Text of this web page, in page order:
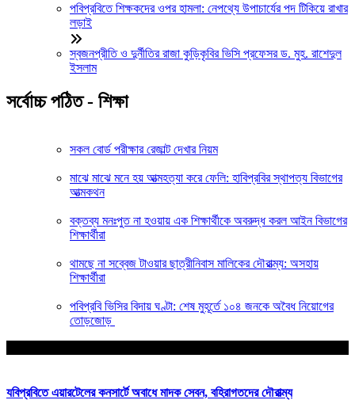
পবিপ্রবিতে শিক্ষকদের ওপর হামলা: নেপথ্যে উপাচার্যের পদ টিকিয়ে রাখার
লড়াই
স্বজনপ্রীতি ও দুর্নীতির রাজা কুড়িকৃবির ভিসি প্রফেসর ড. মুহ. রাশেদুল
ইসলাম
সর্বোচ্চ পঠিত - শিক্ষা
সকল বোর্ড পরীক্ষার রেজাল্ট দেখার নিয়ম
মাঝে মাঝে মনে হয় আত্মহত্যা করে ফেলি: হাবিপ্রবির স্থাপত্য বিভাগের
আত্মকথন
বক্তব্য মনঃপুত না হওয়ায় এক শিক্ষার্থীকে অবরুদ্ধ করল আইন বিভাগের
শিক্ষার্থীরা
থামছে না সব্বেজ টাওয়ার ছাত্রীনিবাস মালিকের দৌরাত্ম্য: অসহায়
শিক্ষার্থীরা
পবিপ্রবি ভিসির বিদায় ঘণ্টা: শেষ মুহূর্তে ১০৪ জনকে অবৈধ নিয়োগের
তোড়জোড়
যবিপ্রবিতে এয়ারটেলের কনসার্টে অবাধে মাদক সেবন, বহিরাগতদের দৌরাত্ম্য